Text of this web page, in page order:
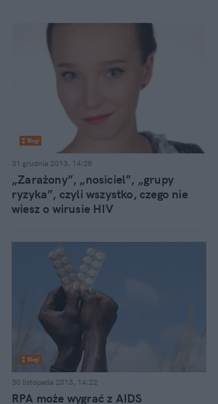
Blogi
31 grudnia 2013, 14:28
„Zarażony”, „nosiciel”, „grupy
ryzyka”, czyli wszystko, czego nie
wiesz o wirusie HIV
Blogi
30 listopada 2013, 14:22
RPA może wygrać z AIDS